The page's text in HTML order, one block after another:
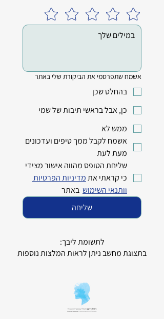
אשמח שתפרסמי את הביקורת שלי באתר
בהחלט שכן
כן, אבל בראשי תיבות של שמי
ממש לא
מעת לעת
כי קראתי את
וותנאי השימוש
  באתר
שליחה
לתשומת ליבך:
בתצוגת מחשב ניתן לראות המלצות נוספות